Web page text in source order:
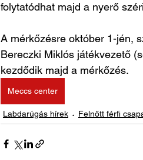
folytatódhat majd a nyerő
A mérkőzésre október 1-jén,
Bereczki Miklós játékvezető
kezdődik majd a mérkőzés.
Meccs center
Labdarúgás hírek Felnőtt férfi